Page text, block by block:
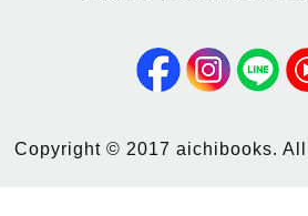
Copyright © 2017 aichibooks.